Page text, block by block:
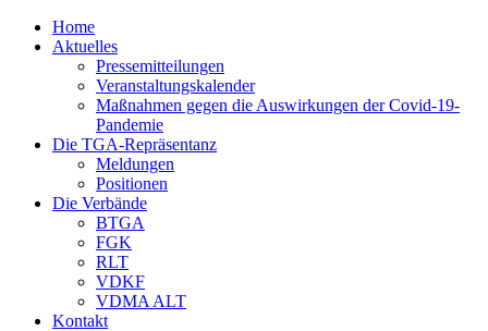
Home
Aktuelles
Pressemitteilungen
Veranstaltungskalender
Maßnahmen gegen die Auswirkungen der Covid-19-
Pandemie
Die TGA-Repräsentanz
Meldungen
Positionen
Die Verbände
BTGA
FGK
RLT
VDKF
VDMA ALT
Kontakt